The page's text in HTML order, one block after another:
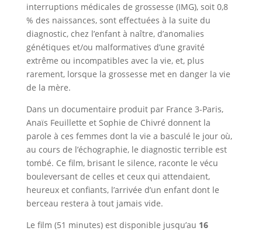
interruptions médicales de grossesse (IMG), soit 0,8
% des naissances, sont effectuées à la suite du
diagnostic, chez l’enfant à naître, d’anomalies
génétiques et/ou malformatives d’une gravité
extrême ou incompatibles avec la vie, et, plus
rarement, lorsque la grossesse met en danger la vie
de la mère.
Dans un documentaire produit par France 3-Paris,
Anaïs Feuillette et Sophie de Chivré donnent la
parole à ces femmes dont la vie a basculé le jour où,
au cours de l’échographie, le diagnostic terrible est
tombé. Ce film, brisant le silence, raconte le vécu
bouleversant de celles et ceux qui attendaient,
heureux et confiants, l’arrivée d’un enfant dont le
berceau restera à tout jamais vide.
Le film (51 minutes) est disponible jusqu’au 16